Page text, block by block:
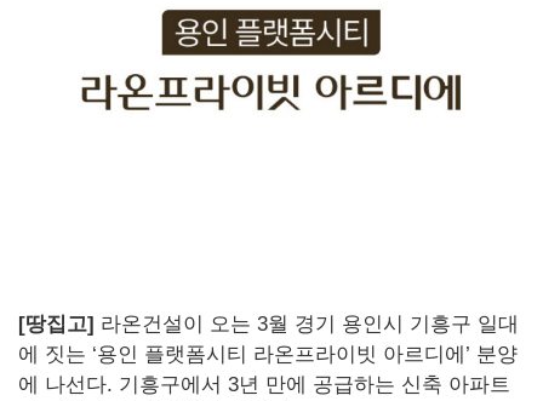
[땅집고] 라온건설이 오는 3월 경기 용인시 기흥구 일대
에 짓는 ‘용인 플랫폼시티 라온프라이빗 아르디에’ 분양
에 나선다. 기흥구에서 3년 만에 공급하는 신축 아파트